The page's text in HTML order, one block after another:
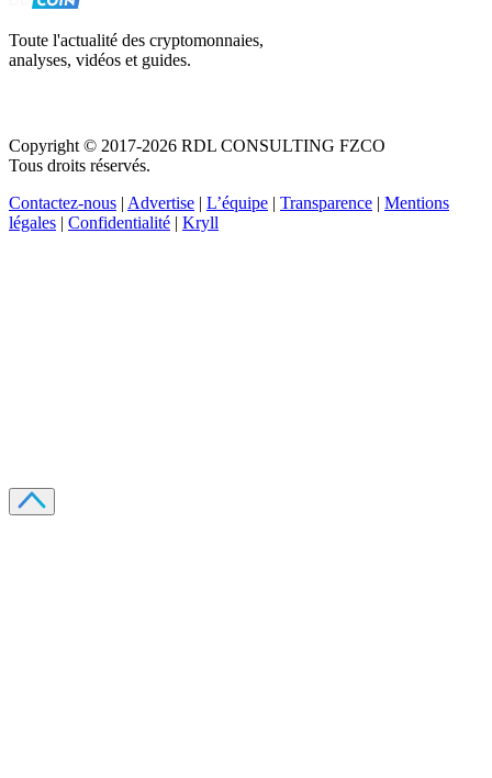
Toute l'actualité des cryptomonnaies,
analyses, vidéos et guides.
Copyright © 2017-2026 RDL CONSULTING FZCO
Tous droits réservés.
Contactez-nous | Advertise | L’équipe | Transparence | Mentions
légales | Confidentialité | Kryll